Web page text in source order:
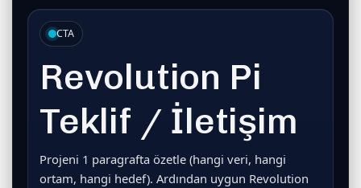
CTA
Revolution Pi
Teklif / İletişim
Projeni 1 paragrafta özetle (hangi veri, hangi
ortam, hangi hedef). Ardından uygun Revolution